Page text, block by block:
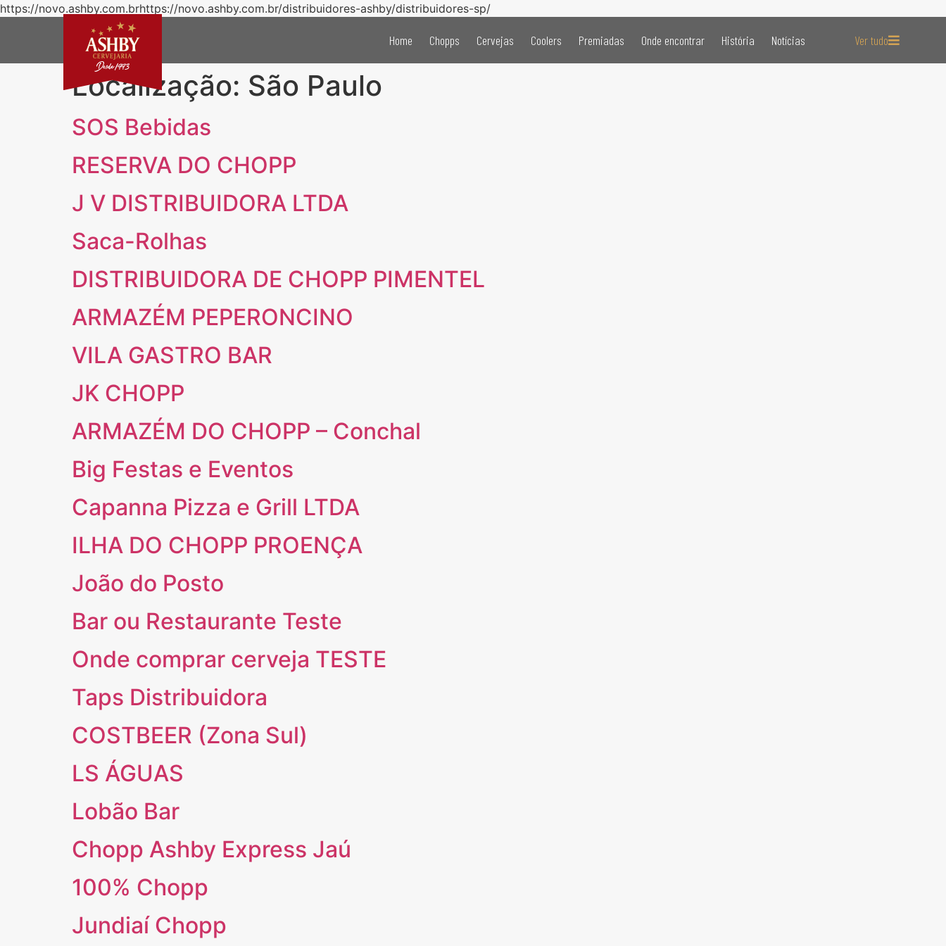
https://novo.ashby.com.brhttps://novo.ashby.com.br/distribuidores-ashby/distribuidores-sp/
Home Chopps Cervejas Coolers Premiadas Onde encontrar História Notícias Ver tudo
Localização: São Paulo
SOS Bebidas
RESERVA DO CHOPP
J V DISTRIBUIDORA LTDA
Saca-Rolhas
DISTRIBUIDORA DE CHOPP PIMENTEL
ARMAZÉM PEPERONCINO
VILA GASTRO BAR
JK CHOPP
ARMAZÉM DO CHOPP – Conchal
Big Festas e Eventos
Capanna Pizza e Grill LTDA
ILHA DO CHOPP PROENÇA
João do Posto
Bar ou Restaurante Teste
Onde comprar cerveja TESTE
Taps Distribuidora
COSTBEER (Zona Sul)
LS ÁGUAS
Lobão Bar
Chopp Ashby Express Jaú
100% Chopp
Jundiaí Chopp